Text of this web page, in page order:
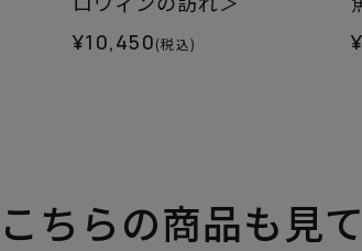
¥10,450(税込)
ちらの商品も見